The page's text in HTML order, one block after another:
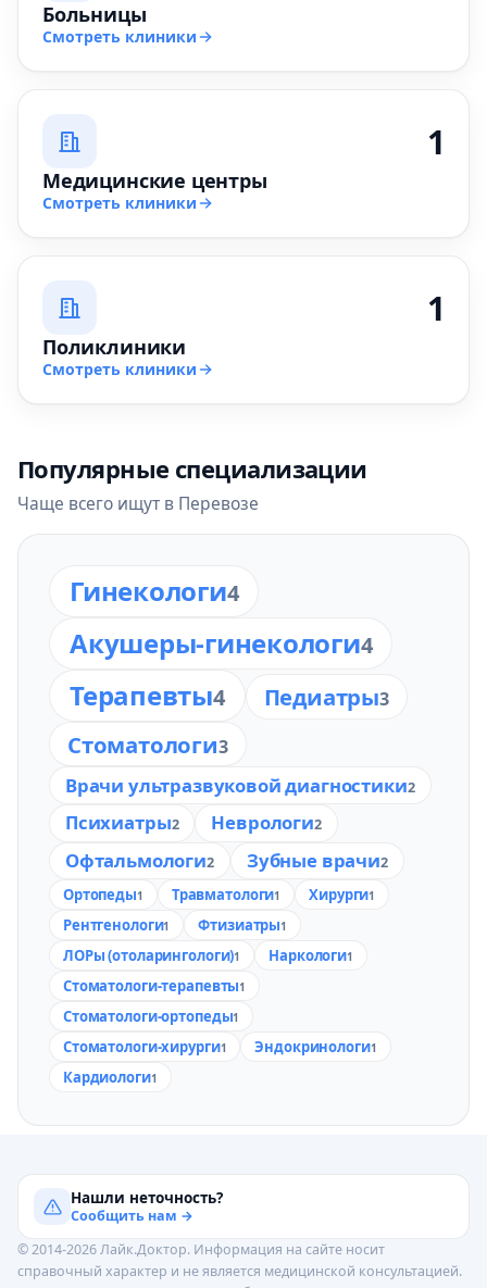
Больницы
Смотреть клиники
1
Медицинские центры
Смотреть клиники
1
Поликлиники
Смотреть клиники
Популярные специализации
Чаще всего ищут в Перевозе
Гинекологи4
Акушеры-гинекологи4
Терапевты4 Педиатры3
Стоматологи3
Врачи ультразвуковой диагностики2
Психиатры2 Неврологи2
Офтальмологи2 Зубные врачи2
Ортопеды1 Травматологи1 Хирурги1
Рентгенологи1 Фтизиатры1
ЛОРы (отоларингологи)1 Наркологи1
Стоматологи-терапевты1
Стоматологи-ортопеды1
Стоматологи-хирурги1 Эндокринологи1
Кардиологи1
Нашли неточность?
Сообщить нам →
© 2014-2026 Лайк.Доктор. Информация на сайте носит
справочный характер и не является медицинской консультацией.